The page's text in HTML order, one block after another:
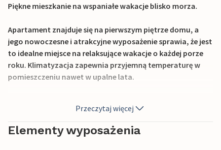
Piękne mieszkanie na wspaniałe wakacje blisko morza.
Apartament znajduje się na pierwszym piętrze domu, a
jego nowoczesne i atrakcyjne wyposażenie sprawia, że jest
to idealne miejsce na relaksujące wakacje o każdej porze
roku. Klimatyzacja zapewnia przyjemną temperaturę w
pomieszczeniu nawet w upalne lata.
tarasie, korzystając z wygodnych mebli ogrodowych i
smakołyków z grilla.
Przeczytaj więcej
Elementy wyposażenia